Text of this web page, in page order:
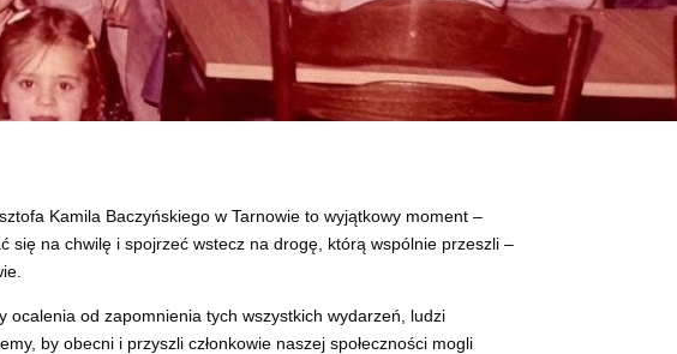
Kamila Baczyńskiego w Tarnowie to wyjątkowy moment –
się na chwilę i spojrzeć wstecz na drogę, którą wspólnie przeszli –
ocalenia od zapomnienia tych wszystkich wydarzeń, ludzi
by obecni i przyszli członkowie naszej społeczności mogli